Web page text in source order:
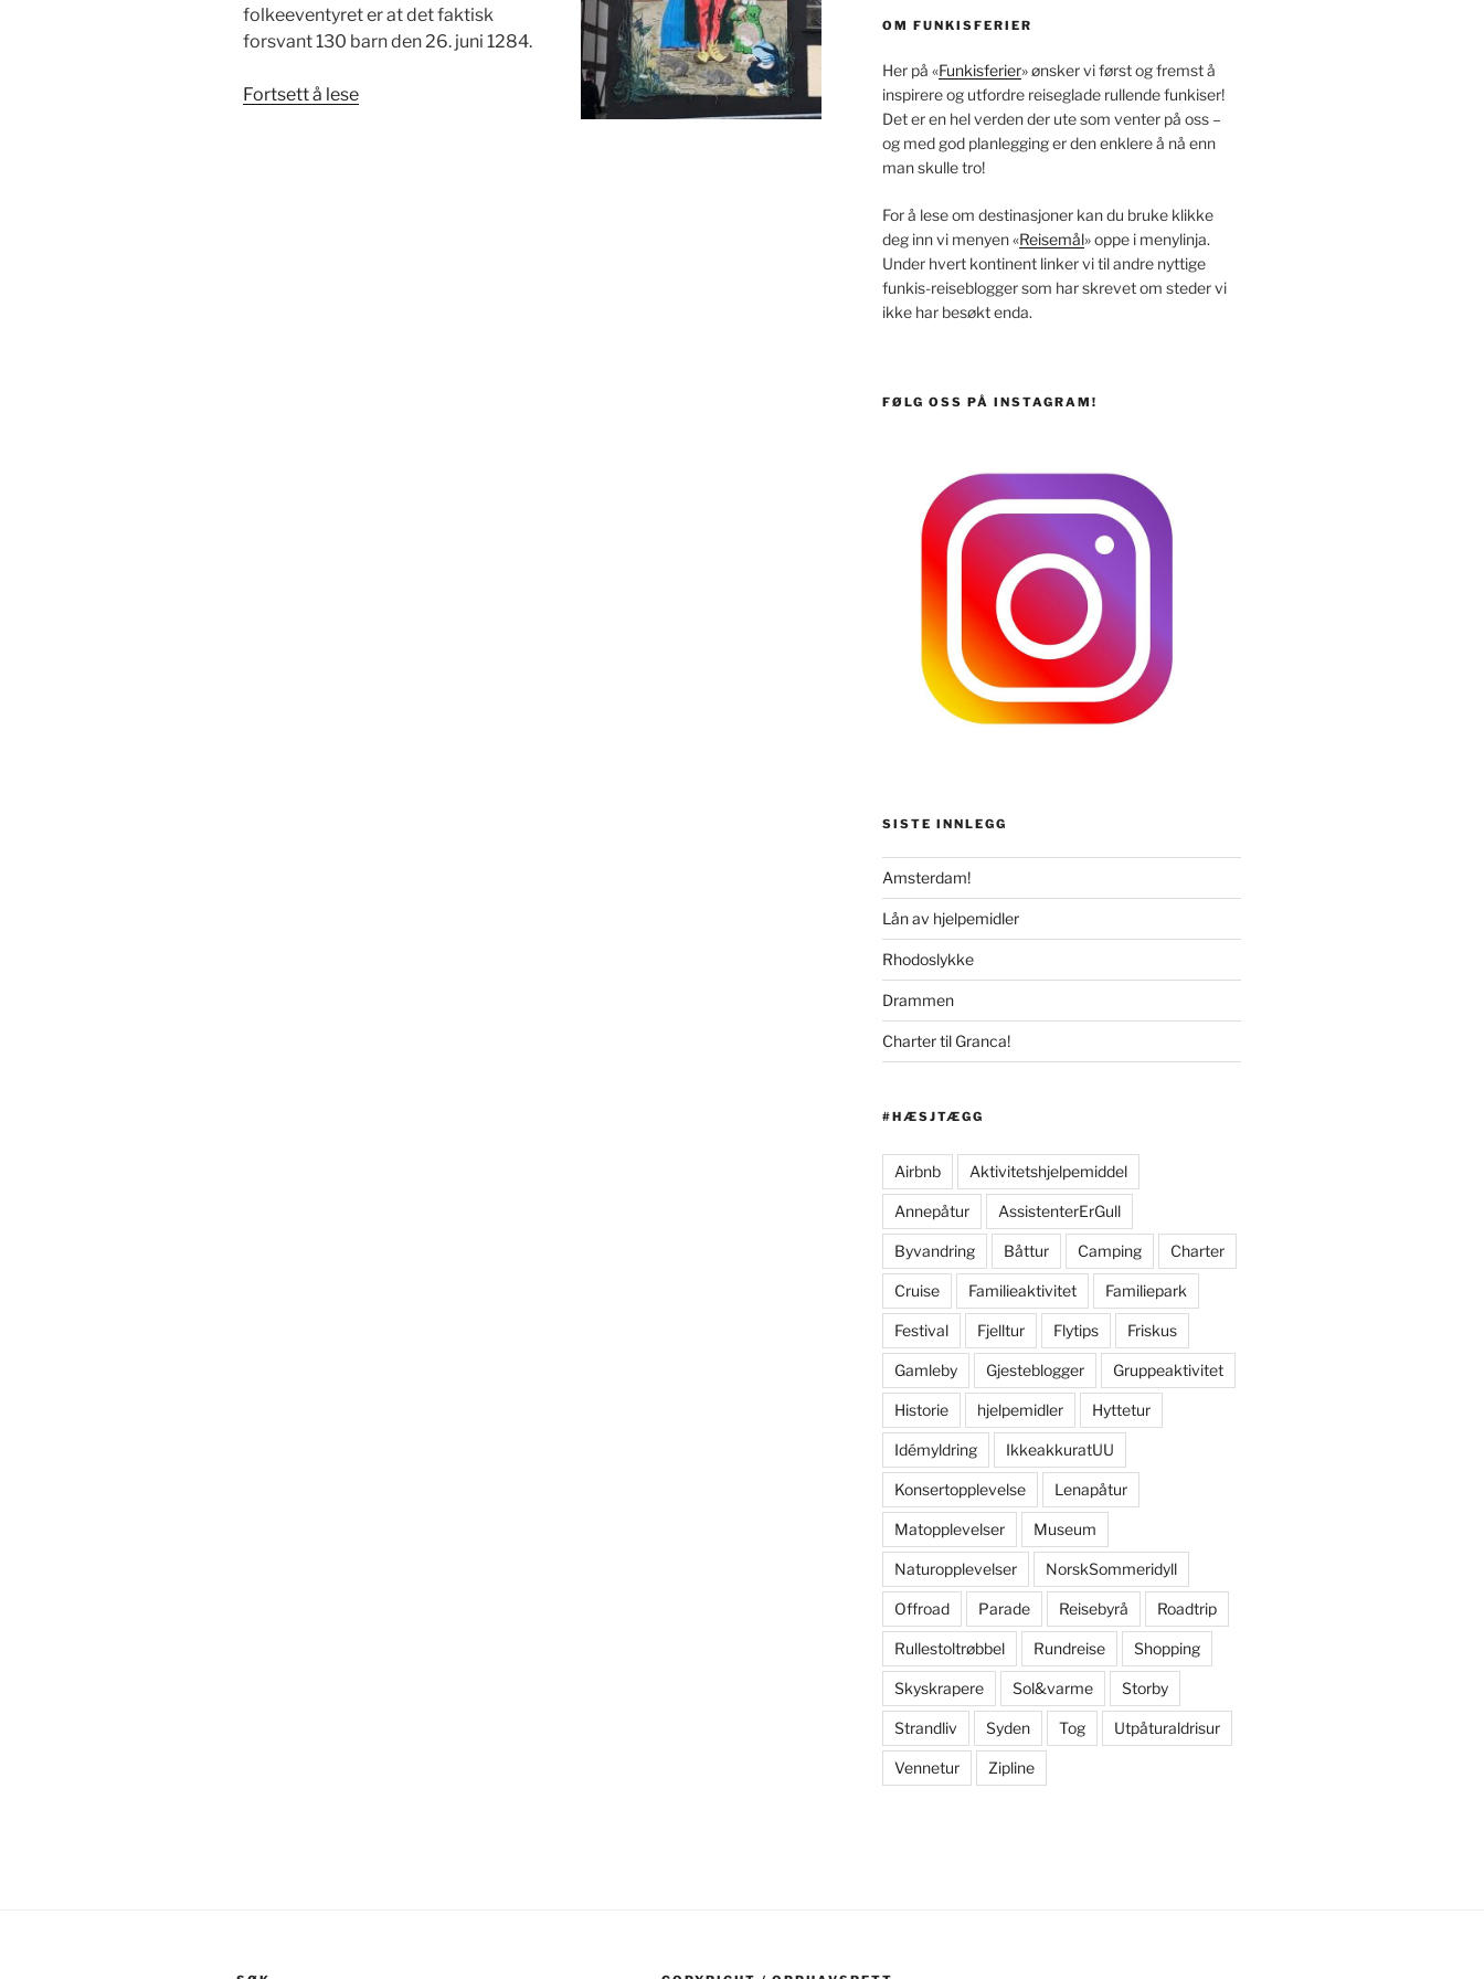
folkeeventyret er at det faktisk
forsvant 130 barn den 26. juni 1284.
Fortsett å lese«Hameln
OM FUNKISFERIER
Her på «Funkisferier» ønsker vi først og fremst å
inspirere og utfordre reiseglade rullende funkiser!
Det er en hel verden der ute som venter på oss –
og med god planlegging er den enklere å nå enn
man skulle tro!
For å lese om destinasjoner kan du bruke klikke
deg inn vi menyen «Reisemål» oppe i menylinja.
Under hvert kontinent linker vi til andre nyttige
funkis-reiseblogger som har skrevet om steder vi
ikke har besøkt enda.
FØLG OSS PÅ INSTAGRAM!
SISTE INNLEGG
Amsterdam!
Lån av hjelpemidler
Rhodoslykke
Drammen
Charter til Granca!
#HÆSJTÆGG
Airbnb Aktivitetshjelpemiddel
Annepåtur AssistenterErGull
Byvandring Båttur Camping Charter
Cruise Familieaktivitet Familiepark
Festival Fjelltur Flytips Friskus
Gamleby Gjesteblogger Gruppeaktivitet
Historie hjelpemidler Hyttetur
Idémyldring IkkeakkuratUU
Konsertopplevelse Lenapåtur
Matopplevelser Museum
Naturopplevelser NorskSommeridyll
Offroad Parade Reisebyrå Roadtrip
Rullestoltrøbbel Rundreise Shopping
Skyskrapere Sol&varme Storby
Strandliv Syden Tog Utpåturaldrisur
Vennetur Zipline